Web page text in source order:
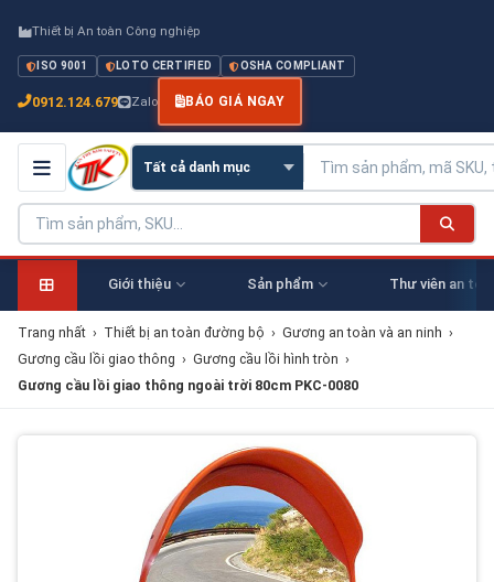
Thiết bị An toàn Công nghiệp
ISO 9001 LOTO CERTIFIED OSHA COMPLIANT
0912.124.679 Zalo BÁO GIÁ NGAY
Giới thiệu Sản phẩm Thư viên an
Trang nhất › Thiết bị an toàn đường bộ › Gương an toàn và an ninh ›
Gương cầu lồi giao thông › Gương cầu lồi hình tròn ›
Gương cầu lồi giao thông ngoài trời 80cm PKC-0080